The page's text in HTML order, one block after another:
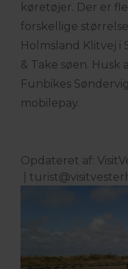
køretøjer. Der er
forskellige
Holmsland Klitvej
& Take søen.
Funbikes
mobilepay.
Opdateret af: